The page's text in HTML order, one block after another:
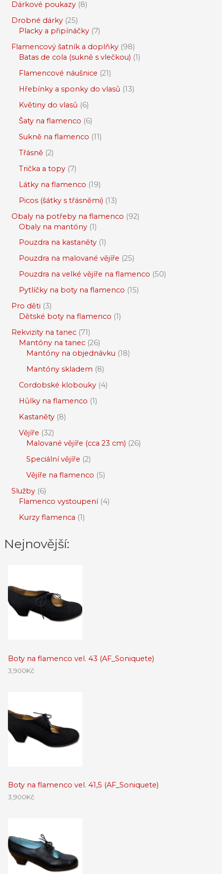
Dárkové poukazy 8
Drobné dárky 25
Placky a připínáčky 7
Flamencový šatník a doplňky 98
Batas de cola (sukně s vlečkou) 1
Flamencové náušnice 21
Hřebínky a sponky do vlasů 13
Květiny do vlasů 6
Šaty na flamenco 6
Sukně na flamenco 11
Třásně 2
Trička a topy 7
Látky na flamenco 19
Picos (šátky s třásněmi) 13
Obaly na potřeby na flamenco 92
Obaly na mantóny 1
Pouzdra na kastaněty 1
Pouzdra na malované vějíře 25
Pouzdra na velké vějíře na flamenco 50
Pytlíčky na boty na flamenco 15
Pro děti 3
Dětské boty na flamenco 1
Rekvizity na tanec 71
Mantóny na tanec 26
Mantóny na objednávku 18
Mantóny skladem 8
Cordobské klobouky 4
Hůlky na flamenco 1
Kastaněty 8
Vějíře 32
Malované vějíře (cca 23 cm) 26
Speciální vějíře 2
Vějíře na flamenco 5
Služby 6
Flamenco vystoupení 4
Kurzy flamenca 1
Nejnovější:
Boty na flamenco vel. 43 (AF_Soniquete)
3,900Kč
Boty na flamenco vel. 41,5 (AF_Soniquete)
3,900Kč